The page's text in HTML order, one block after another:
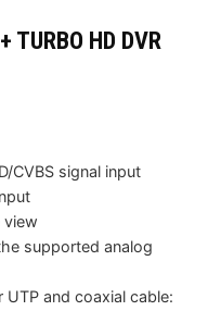
TURBO HD DVR
CVBS signal input
view
supported analog
and coaxial cable: